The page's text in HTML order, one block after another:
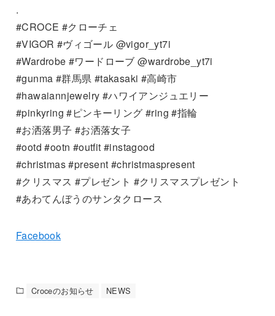
.
#CROCE #クローチェ
#VIGOR #ヴィゴール @vigor_yt7i
#Wardrobe #ワードローブ @wardrobe_yt7i
#gunma #群馬県 #takasaki #高崎市
#hawaiannjewelry #ハワイアンジュエリー
#pinkyring #ピンキーリング #ring #指輪
#お洒落男子 #お洒落女子
#ootd #ootn #outfit #instagood
#christmas #present #christmaspresent
#クリスマス #プレゼント #クリスマスプレゼント
#あわてんぼうのサンタクロース
Facebook
Croceのお知らせ NEWS